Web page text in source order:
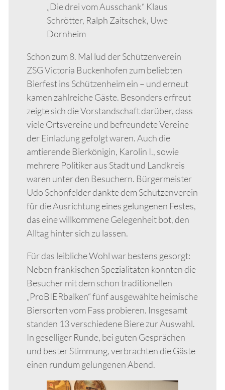
„Die drei vom Ausschank“ Klaus
Schrötter, Ralph Zaitschek, Uwe
Dornheim
Schon zum 8. Mal lud der Schützenverein
ZSG Victoria Buckenhofen zum beliebten
Bierfest ins Schützenheim ein – und erneut
kamen zahlreiche Gäste. Besonders erfreut
zeigte sich die Vorstandschaft darüber, dass
viele Ortsvereine und befreundete Vereine
der Einladung gefolgt waren. Auch die
amtierende Bierkönigin, Karolin I., sowie
mehrere Politiker aus Stadt und Landkreis
waren unter den Besuchern. Bürgermeister
Udo Schönfelder dankte dem Schützenverein
für die Ausrichtung eines gelungenen Festes,
das eine willkommene Gelegenheit bot, den
Alltag hinter sich zu lassen.
Für das leibliche Wohl war bestens gesorgt:
Neben fränkischen Spezialitäten konnten die
Besucher mit dem schon traditionellen
„ProBIERbalken“ fünf ausgewählte heimische
Biersorten vom Fass probieren. Insgesamt
standen 13 verschiedene Biere zur Auswahl.
In geselliger Runde, bei guten Gesprächen
und bester Stimmung, verbrachten die Gäste
einen rundum gelungenen Abend.